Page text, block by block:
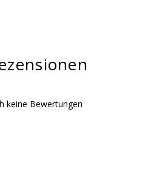
keine Bewertungen